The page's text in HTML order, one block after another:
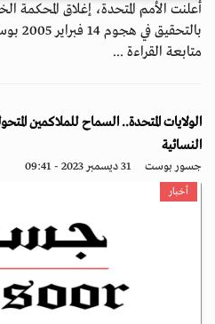
أعلنت الأمم المتحدة، إغلاق المحكمة
بالتحقيق في هجوم 14 فبراير 2005 بوسط العاصمة بيروت، و...
متابعة القراءة ...
الولايات المتحدة.. السماح للملاكمين
النسائية
جسور بوست 31 ديسمبر 2023 - 09:41
أخبار